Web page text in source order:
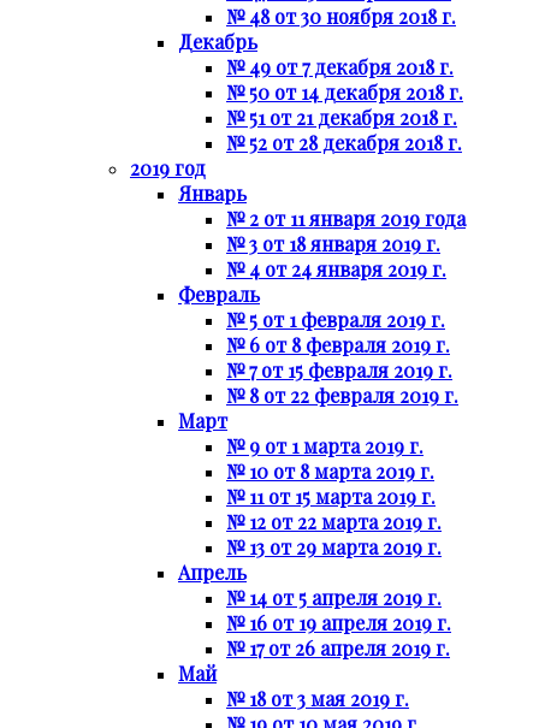
№ 48 от 30 ноября 2018 г.
Декабрь
№ 49 от 7 декабря 2018 г.
№ 50 от 14 декабря 2018 г.
№ 51 от 21 декабря 2018 г.
№ 52 от 28 декабря 2018 г.
2019 год
Январь
№ 2 от 11 января 2019 года
№ 3 от 18 января 2019 г.
№ 4 от 24 января 2019 г.
Февраль
№ 5 от 1 февраля 2019 г.
№ 6 от 8 февраля 2019 г.
№ 7 от 15 февраля 2019 г.
№ 8 от 22 февраля 2019 г.
Март
№ 9 от 1 марта 2019 г.
№ 10 от 8 марта 2019 г.
№ 11 от 15 марта 2019 г.
№ 12 от 22 марта 2019 г.
№ 13 от 29 марта 2019 г.
Апрель
№ 14 от 5 апреля 2019 г.
№ 16 от 19 апреля 2019 г.
№ 17 от 26 апреля 2019 г.
Май
№ 18 от 3 мая 2019 г.